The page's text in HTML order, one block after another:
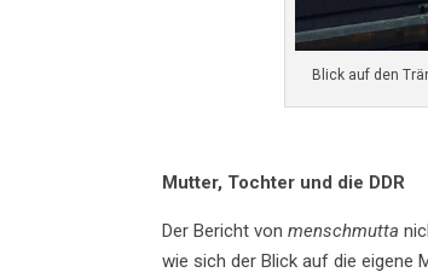
Blick auf den
Mutter, Tochter und die DDR
Der Bericht vonmenschmutta
wie sich der Blick auf die eigene